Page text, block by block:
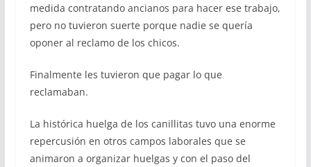
medida contratando ancianos para hacer ese trabajo,
pero no tuvieron suerte porque nadie se quería
oponer al reclamo de los chicos.
Finalmente les tuvieron que pagar lo que
reclamaban.
La histórica huelga de los canillitas tuvo una enorme
repercusión en otros campos laborales que se
animaron a organizar huelgas y con el paso del